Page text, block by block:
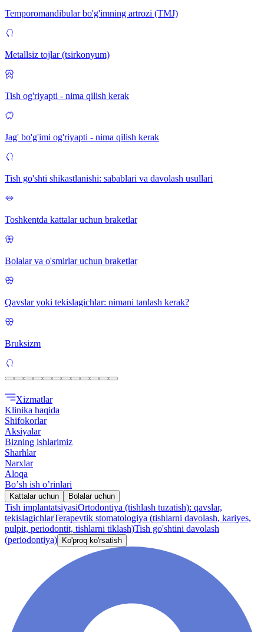
Temporomandibular bo'g'imning artrozi (TMJ)
Metallsiz tojlar (tsirkonyum)
Tish og'riyapti - nima qilish kerak
Jag' bo'g'imi og'riyapti - nima qilish kerak
Tish go'shti shikastlanishi: sabablari va davolash usullari
Toshkentda kattalar uchun braketlar
Bolalar va o'smirlar uchun braketlar
Qavslar yoki tekislagichlar: nimani tanlash kerak?
Bruksizm
Xizmatlar
Klinika haqida
Shifokorlar
Aksiyalar
Bizning ishlarimiz
Sharhlar
Narxlar
Aloqa
Boʼsh ish oʼrinlari
Kattalar uchun Bolalar uchun
Tish implantatsiyasiOrtodontiya (tishlash tuzatish): qavslar,
tekislagichlarTerapevtik stomatologiya (tishlarni davolash, kariyes,
pulpit, periodontit, tishlarni tiklash)Tish go'shtini davolash
(periodontiya)
Ko'proq ko'rsatish